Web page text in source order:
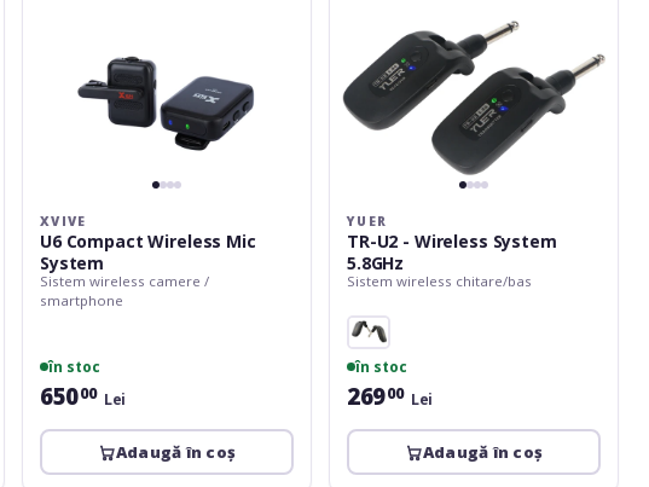
XVIVE
U6 Compact Wireless Mic
System
Sistem wireless camere /
smartphone
în stoc
65000 Lei
Adaugă în coș
YUER
TR-U2 - Wireless System
5.8GHz
Sistem wireless chitare/bas
în stoc
26900 Lei
Adaugă în coș